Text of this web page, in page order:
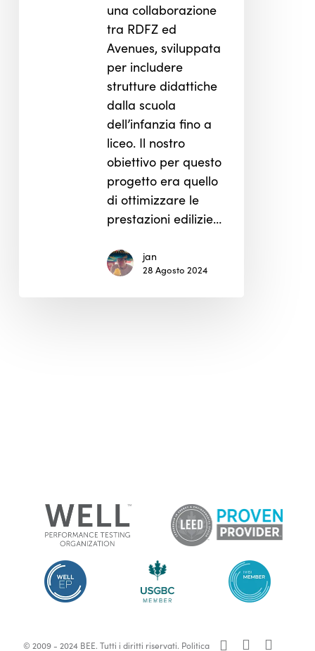
una collaborazione
tra RDFZ ed
Avenues, sviluppata
per includere
strutture didattiche
dalla scuola
dell’infanzia fino a
liceo. Il nostro
obiettivo per questo
progetto era quello
di ottimizzare le
prestazioni edilizie…
jan
28 Agosto 2024
© 2009 - 2024 BEE. Tutti i diritti riservati. Politica x- facebooklinkedin